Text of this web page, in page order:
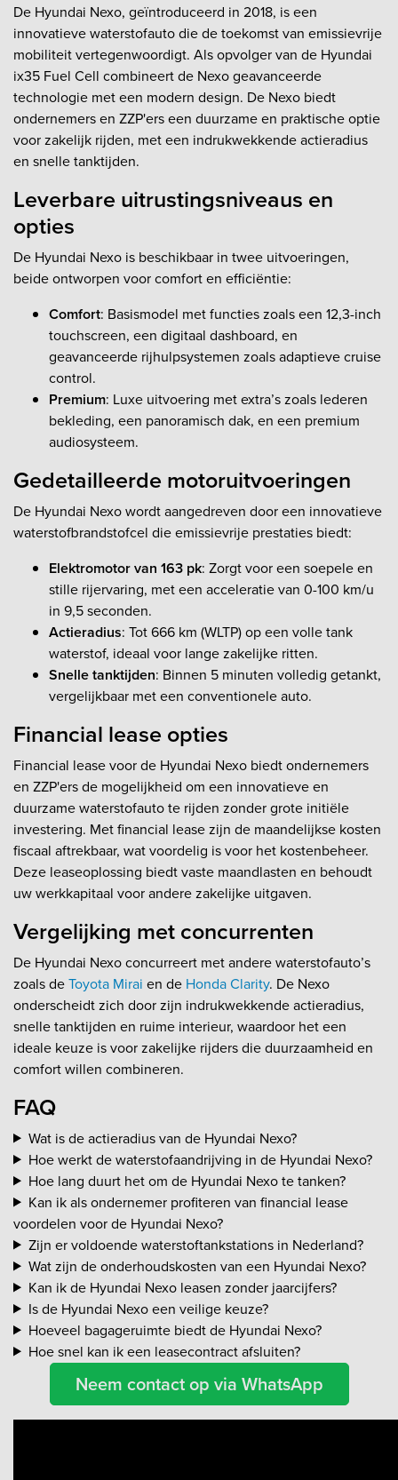
De Hyundai Nexo, geïntroduceerd in 2018, is een
innovatieve waterstofauto die de toekomst van emissievrije
mobiliteit vertegenwoordigt. Als opvolger van de Hyundai
ix35 Fuel Cell combineert de Nexo geavanceerde
technologie met een modern design. De Nexo biedt
ondernemers en ZZP'ers een duurzame en praktische optie
voor zakelijk rijden, met een indrukwekkende actieradius
en snelle tanktijden.
Leverbare uitrustingsniveaus en
opties
De Hyundai Nexo is beschikbaar in twee uitvoeringen,
beide ontworpen voor comfort en efficiëntie:
Comfort: Basismodel met functies zoals een 12,3-inch
touchscreen, een digitaal dashboard, en
geavanceerde rijhulpsystemen zoals adaptieve cruise
control.
Premium: Luxe uitvoering met extra’s zoals lederen
bekleding, een panoramisch dak, en een premium
audiosysteem.
Gedetailleerde motoruitvoeringen
De Hyundai Nexo wordt aangedreven door een innovatieve
waterstofbrandstofcel die emissievrije prestaties biedt:
Elektromotor van 163 pk: Zorgt voor een soepele en
stille rijervaring, met een acceleratie van 0-100 km/u
in 9,5 seconden.
Actieradius: Tot 666 km (WLTP) op een volle tank
waterstof, ideaal voor lange zakelijke ritten.
Snelle tanktijden: Binnen 5 minuten volledig getankt,
vergelijkbaar met een conventionele auto.
Financial lease opties
Financial lease voor de Hyundai Nexo biedt ondernemers
en ZZP'ers de mogelijkheid om een innovatieve en
duurzame waterstofauto te rijden zonder grote initiële
investering. Met financial lease zijn de maandelijkse kosten
fiscaal aftrekbaar, wat voordelig is voor het kostenbeheer.
Deze leaseoplossing biedt vaste maandlasten en behoudt
uw werkkapitaal voor andere zakelijke uitgaven.
Vergelijking met concurrenten
De Hyundai Nexo concurreert met andere waterstofauto’s
zoals deToyota Mirai en de Honda Clarity. De Nexo
onderscheidt zich door zijn indrukwekkende actieradius,
snelle tanktijden en ruime interieur, waardoor het een
ideale keuze is voor zakelijke rijders die duurzaamheid en
comfort willen combineren.
FAQ
Wat is de actieradius van de Hyundai Nexo?
Hoe werkt de waterstofaandrijving in de Hyundai Nexo?
Hoe lang duurt het om de Hyundai Nexo te tanken?
Kan ik als ondernemer profiteren van financial lease
voordelen voor de Hyundai Nexo?
Zijn er voldoende waterstoftankstations in Nederland?
Wat zijn de onderhoudskosten van een Hyundai Nexo?
Kan ik de Hyundai Nexo leasen zonder jaarcijfers?
Is de Hyundai Nexo een veilige keuze?
Hoeveel bagageruimte biedt de Hyundai Nexo?
Hoe snel kan ik een leasecontract afsluiten?
Neem contact op via WhatsApp